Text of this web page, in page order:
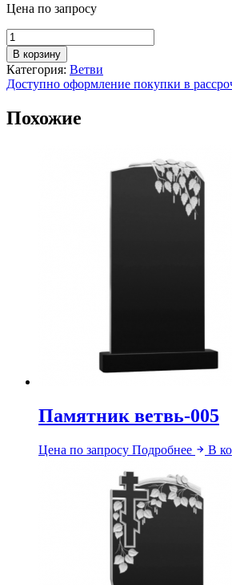
Цена по запросу
Количество
товара
Памятник
ветвь-022
В корзину
Категория: Ветви
Доступно оформление покупки в
Похожие
Памятник ветвь-005
Цена по запросу Подробнее В